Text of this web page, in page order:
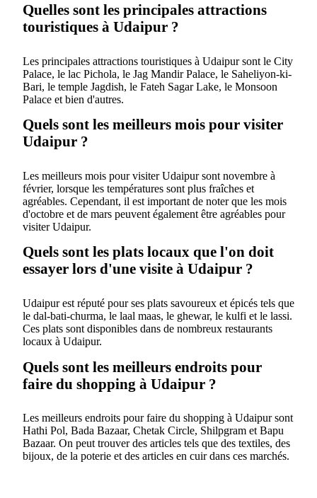
Quelles sont les principales attractions
touristiques à Udaipur ?
Les principales attractions touristiques à Udaipur sont le City
Palace, le lac Pichola, le Jag Mandir Palace, le Saheliyon-ki-
Bari, le temple Jagdish, le Fateh Sagar Lake, le Monsoon
Palace et bien d'autres.
Quels sont les meilleurs mois pour visiter
Udaipur ?
Les meilleurs mois pour visiter Udaipur sont novembre à
février, lorsque les températures sont plus fraîches et
agréables. Cependant, il est important de noter que les mois
d'octobre et de mars peuvent également être agréables pour
visiter Udaipur.
Quels sont les plats locaux que l'on doit
essayer lors d'une visite à Udaipur ?
Udaipur est réputé pour ses plats savoureux et épicés tels que
le dal-bati-churma, le laal maas, le ghewar, le kulfi et le lassi.
Ces plats sont disponibles dans de nombreux restaurants
locaux à Udaipur.
Quels sont les meilleurs endroits pour
faire du shopping à Udaipur ?
Les meilleurs endroits pour faire du shopping à Udaipur sont
Hathi Pol, Bada Bazaar, Chetak Circle, Shilpgram et Bapu
Bazaar. On peut trouver des articles tels que des textiles, des
bijoux, de la poterie et des articles en cuir dans ces marchés.